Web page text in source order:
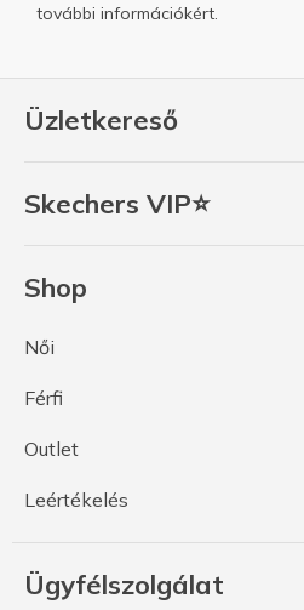
Üzletkereső
Skechers VIP⭐
Shop
Női
Férfi
Outlet
Leértékelés
Ügyfélszolgálat
további információkért.